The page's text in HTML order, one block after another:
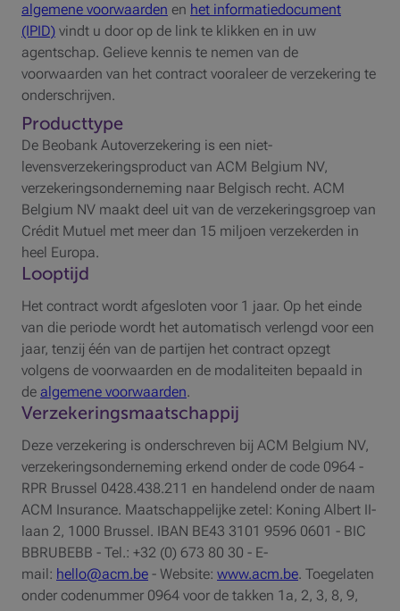
algemene voorwaarden en het informatiedocument
(IPID) vindt u door op de link te klikken en in uw
agentschap. Gelieve kennis te nemen van de
voorwaarden van het contract vooraleer de verzekering te
onderschrijven.
Producttype
De Beobank Autoverzekering is een niet-
levensverzekeringsproduct van ACM Belgium NV,
verzekeringsonderneming naar Belgisch recht. ACM
Belgium NV maakt deel uit van de verzekeringsgroep van
Crédit Mutuel met meer dan 15 miljoen verzekerden in
heel Europa.
Looptijd
Het contract wordt afgesloten voor 1 jaar. Op het einde
van die periode wordt het automatisch verlengd voor een
jaar, tenzij één van de partijen het contract opzegt
volgens de voorwaarden en de modaliteiten bepaald in
de algemene voorwaarden.
Verzekeringsmaatschappij
Deze verzekering is onderschreven bij ACM Belgium NV,
verzekeringsonderneming erkend onder de code 0964 -
RPR Brussel 0428.438.211 en handelend onder de naam
ACM Insurance. Maatschappelijke zetel: Koning Albert II-
laan 2, 1000 Brussel. IBAN BE43 3101 9596 0601 - BIC
BBRUBEBB - Tel.: +32 (0) 673 80 30 - E-
mail: hello@acm.be - Website: www.acm.be. Toegelaten
onder codenummer 0964 voor de takken 1a, 2, 3, 8, 9,